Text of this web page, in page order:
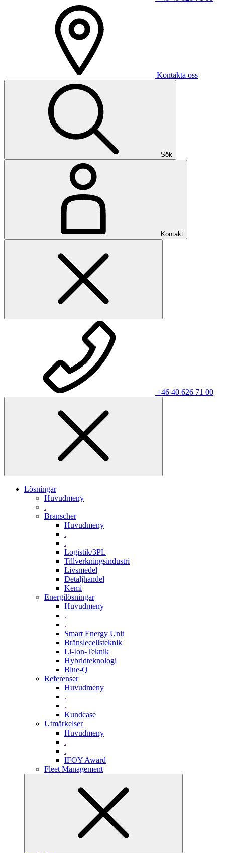
Kontakta oss
Sök
Kontakt
+46 40 626 71 00
Lösningar
Huvudmeny
.
Branscher
Huvudmeny
.
.
Logistik/3PL
Tillverkningsindustri
Livsmedel
Detaljhandel
Kemi
Energilösningar
Huvudmeny
.
.
Smart Energy Unit
Bränslecellsteknik
Li-Ion-Teknik
Hybridteknologi
Blue-Q
Referenser
Huvudmeny
.
.
Kundcase
Utmärkelser
Huvudmeny
.
.
IFOY Award
Fleet Management